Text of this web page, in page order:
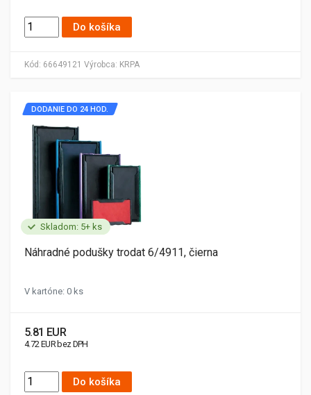
Kód: 66649121 Výrobca: KRPA
Do košíka
Skladom: 5+ ks
DODANIE DO 24 HOD.
Náhradné podušky trodat 6/4911, čierna
V kartóne: 0 ks
5.81 EUR
4.72 EUR bez DPH
Do košíka